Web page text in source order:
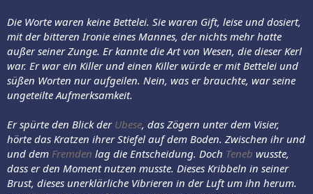
Die Worte waren keine Bettelei. Sie waren Gift, leise und dosiert,
mit der bitteren Ironie eines Mannes, der nichts mehr hatte
außer seiner Zunge. Er kannte die Art von Wesen, die dieser Kerl
war. Er war ein Killer und einen Killer würde er mit Bettelei und
süßen Worten nur aufgeilen. Nein, was er brauchte, war seine
ungeteilte Aufmerksamkeit.
Er spürte den Blick der Ubese, das Zögern unter dem Visier,
hörte das Kratzen ihrer Stiefel auf dem Boden. Zwischen ihr und
und dem Fremden lag die Entscheidung. Doch Teneb wusste,
dass er den Moment nutzen musste. Dieses Kribbeln in seiner
Brust, dieses unerklärliche Vibrieren in der Luft um ihn herum.